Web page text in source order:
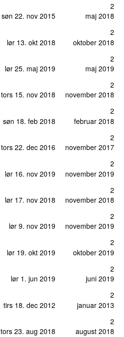
søn 22. nov 2015
maj 2018
2
lør 13. okt 2018
oktober 2018
2
lør 25. maj 2019
maj 2019
2
tors 15. nov 2018
november 2018
2
søn 18. feb 2018
februar 2018
2
tors 22. dec 2016
november 2017
2
lør 16. nov 2019
november 2019
2
lør 17. nov 2018
november 2018
2
lør 9. nov 2019
november 2019
2
lør 19. okt 2019
oktober 2019
2
lør 1. jun 2019
juni 2019
2
tirs 18. dec 2012
januar 2013
2
tors 23. aug 2018
august 2018
2